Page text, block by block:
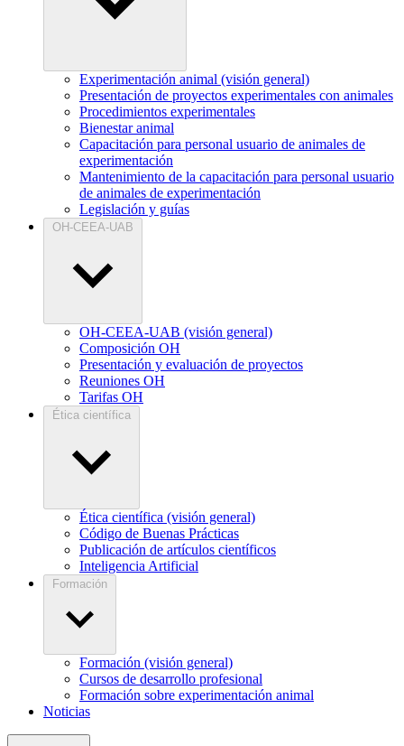
Experimentación animal (visión general)
Presentación de proyectos experimentales con animales
Procedimientos experimentales
Bienestar animal
Capacitación para personal usuario de animales de
experimentación
Mantenimiento de la capacitación para personal usuario
de animales de experimentación
Legislación y guías
OH-CEEA-UAB
OH-CEEA-UAB (visión general)
Composición OH
Presentación y evaluación de proyectos
Reuniones OH
Tarifas OH
Ética científica
Ética científica (visión general)
Código de Buenas Prácticas
Publicación de artículos científicos
Inteligencia Artificial
Formación
Formación (visión general)
Cursos de desarrollo profesional
Formación sobre experimentación animal
Noticias